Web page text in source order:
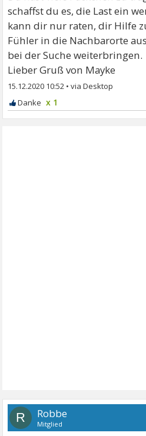
schaffst du es, die Last ein
kann dir nur raten, dir Hilfe
Fühler in die Nachbarorte
bei der Suche weiterbringen.
Lieber Gruß von Mayke
15.12.2020 10:52 •
x 1
R Robbe
Mitglied